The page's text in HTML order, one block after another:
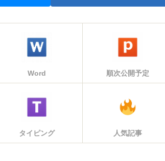
Word 順次公開予定
タイピング 人気記事